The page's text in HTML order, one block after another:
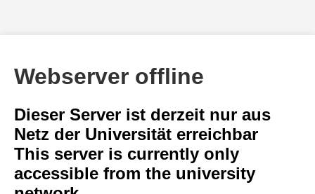
Webserver offline
Dieser Server ist derzeit nur aus
Netz der Universität erreichbar
This server is currently only
accessible from the university